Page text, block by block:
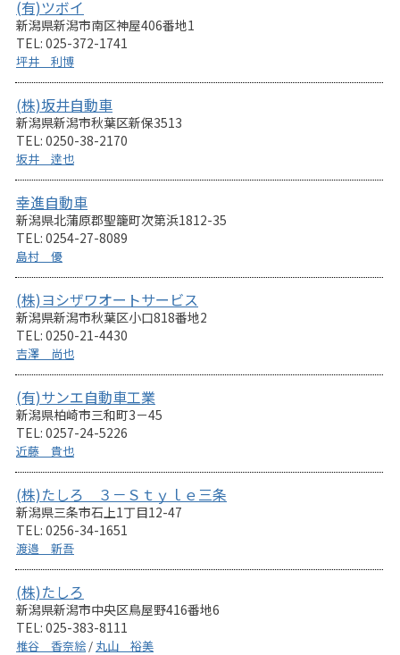
(有)ツボイ
新潟県新潟市南区神屋406番地1
TEL: 025-372-1741
坪井 利博
(株)坂井自動車
新潟県新潟市秋葉区新保3513
TEL: 0250-38-2170
坂井 逹也
幸進自動車
新潟県北蒲原郡聖籠町次第浜1812-35
TEL: 0254-27-8089
島村 優
(株)ヨシザワオートサービス
新潟県新潟市秋葉区小口818番地2
TEL: 0250-21-4430
吉澤 尚也
(有)サンエ自動車工業
新潟県柏崎市三和町3－45
TEL: 0257-24-5226
近藤 貴也
(株)たしろ ３－Ｓｔｙｌｅ三条
新潟県三条市石上1丁目12-47
TEL: 0256-34-1651
渡邉 新吾
(株)たしろ
新潟県新潟市中央区鳥屋野416番地6
TEL: 025-383-8111
椎谷 香奈絵 / 丸山 裕美